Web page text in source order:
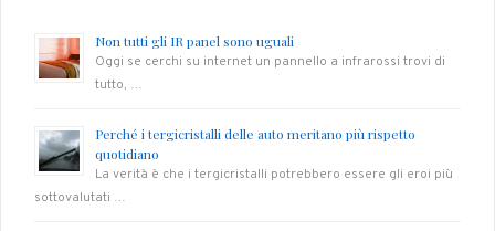
Non tutti gli IR panel sono uguali
Oggi se cerchi su internet un pannello a infrarossi trovi di
tutto, …
Perché i tergicristalli delle auto meritano più rispetto
quotidiano
La verità è che i tergicristalli potrebbero essere gli eroi più
sottovalutati …